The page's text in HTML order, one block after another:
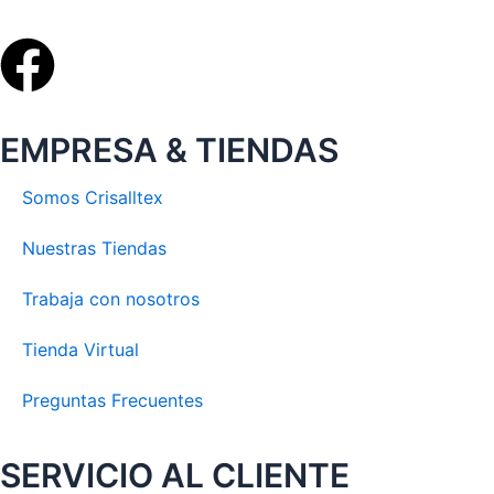
Facebook
EMPRESA & TIENDAS
Somos Crisalltex
Nuestras Tiendas
Trabaja con nosotros
Tienda Virtual
Preguntas Frecuentes
SERVICIO AL CLIENTE